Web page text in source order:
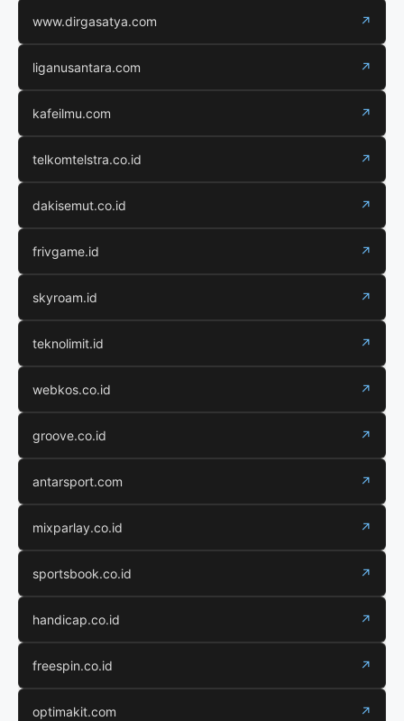
www.dirgasatya.com ↗
liganusantara.com ↗
kafeilmu.com ↗
telkomtelstra.co.id ↗
dakisemut.co.id ↗
frivgame.id ↗
skyroam.id ↗
teknolimit.id ↗
webkos.co.id ↗
groove.co.id ↗
antarsport.com ↗
mixparlay.co.id ↗
sportsbook.co.id ↗
handicap.co.id ↗
freespin.co.id ↗
optimakit.com ↗